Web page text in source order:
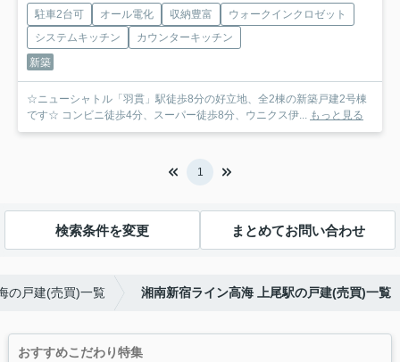
駐車2台可 オール電化 収納豊富
ウォークインクロゼット
システムキッチン
カウンターキッチン
新築
☆ニューシャトル「羽貫」駅徒歩8分の好立地、全2棟の新築戸建2号棟
です☆ コンビニ徒歩4分、スーパー徒歩8分、ウニクス伊... もっと見る
1
検索条件を変更 まとめてお問い合わせ
の戸建(売買)一覧 湘南新宿ライン高海 上尾駅の戸建(売買)一覧
おすすめこだわり特集